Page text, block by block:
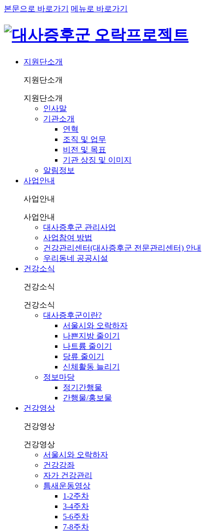
본문으로 바로가기 메뉴로 바로가기
지원단소개
지원단소개
지원단소개
인사말
기관소개
연혁
조직 및 업무
비전 및 목표
기관 상징 및 이미지
알림정보
사업안내
사업안내
사업안내
대사증후군 관리사업
사업참여 방법
건강관리센터(대사증후군 전문관리센터) 안내
우리동네 공공시설
건강소식
건강소식
건강소식
대사증후군이란?
서울시와 오락하자
나쁜지방 줄이기
나트륨 줄이기
당류 줄이기
신체활동 늘리기
정보마당
정기간행물
간행물/홍보물
건강영상
건강영상
건강영상
서울시와 오락하자
건강강좌
자가 건강관리
틈새운동영상
1-2주차
3-4주차
5-6주차
7-8주차